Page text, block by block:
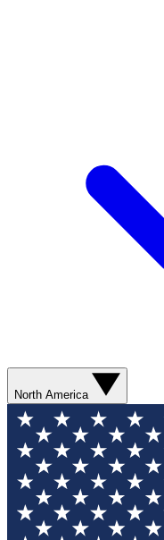
North America